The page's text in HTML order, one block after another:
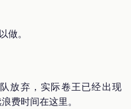
做。
放弃，实际卷王已经出现
费时间在这里。